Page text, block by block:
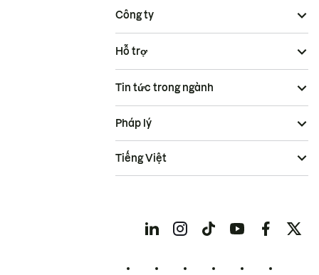
Công ty
Hỗ trợ
Tin tức trong ngành
Pháp lý
Tiếng Việt